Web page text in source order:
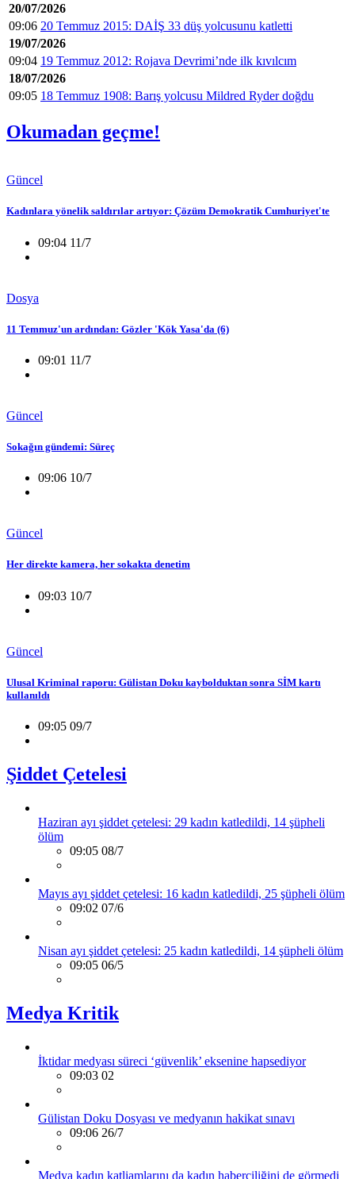
20/07/2026
09:06 20 Temmuz 2015: DAİŞ 33 düş yolcusunu katletti
19/07/2026
09:04 19 Temmuz 2012: Rojava Devrimi’nde ilk kıvılcım
18/07/2026
09:05 18 Temmuz 1908: Barış yolcusu Mildred Ryder doğdu
Okumadan geçme!
Güncel
Kadınlara yönelik saldırılar artıyor: Çözüm Demokratik Cumhuriyet'te
09:04 11/7
Dosya
11 Temmuz'un ardından: Gözler 'Kök Yasa'da (6)
09:01 11/7
Güncel
Sokağın gündemi: Süreç
09:06 10/7
Güncel
Her direkte kamera, her sokakta denetim
09:03 10/7
Güncel
Ulusal Kriminal raporu: Gülistan Doku kaybolduktan sonra SİM kartı
kullanıldı
09:05 09/7
Şiddet Çetelesi
Haziran ayı şiddet çetelesi: 29 kadın katledildi, 14 şüpheli
ölüm
09:05 08/7
Mayıs ayı şiddet çetelesi: 16 kadın katledildi, 25 şüpheli ölüm
09:02 07/6
Nisan ayı şiddet çetelesi: 25 kadın katledildi, 14 şüpheli ölüm
09:05 06/5
Medya Kritik
İktidar medyası süreci ‘güvenlik’ eksenine hapsediyor
09:03 02
Gülistan Doku Dosyası ve medyanın hakikat sınavı
09:06 26/7
Medya kadın katliamlarını da kadın haberciliğini de görmedi